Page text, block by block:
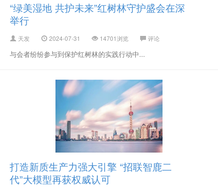
“绿美湿地 共护未来”红树林守护盛会在深
举行
天发 2024-07-31 14701浏览 评论
与会者纷纷参与到保护红树林的实践行动中...
打造新质生产力强大引擎 “招联智鹿二
代”大模型再获权威认可